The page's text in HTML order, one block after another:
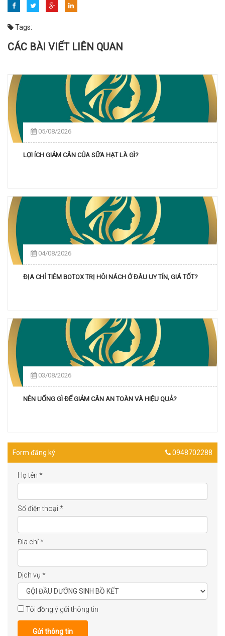
Tags:
CÁC BÀI VIẾT LIÊN QUAN
05/08/2026
LỢI ÍCH GIẢM CÂN CỦA SỮA HẠT LÀ GÌ?
04/08/2026
ĐỊA CHỈ TIÊM BOTOX TRỊ HÔI NÁCH Ở ĐÂU UY TÍN, GIÁ TỐT?
03/08/2026
NÊN UỐNG GÌ ĐỂ GIẢM CÂN AN TOÀN VÀ HIỆU QUẢ?
Form đăng ký 0948702288
Họ tên *
Số điện thoại *
Địa chỉ*
Dịch vụ *
Tôi đồng ý gửi thông tin
Gửi thông tin